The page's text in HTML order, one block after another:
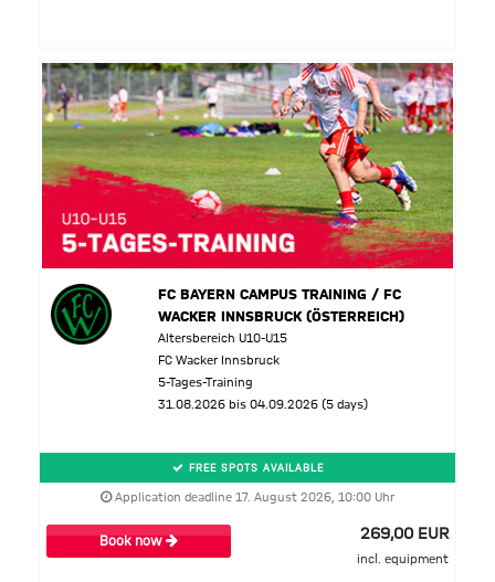
FC BAYERN CAMPUS TRAINING / FC
WACKER INNSBRUCK (ÖSTERREICH)
Altersbereich U10-U15
FC Wacker Innsbruck
5-Tages-Training
31.08.2026 bis 04.09.2026 (5 days)
FREE SPOTS AVAILABLE
Application deadline 17. August 2026, 10:00 Uhr
Book now 269,00 EUR
incl. equipment